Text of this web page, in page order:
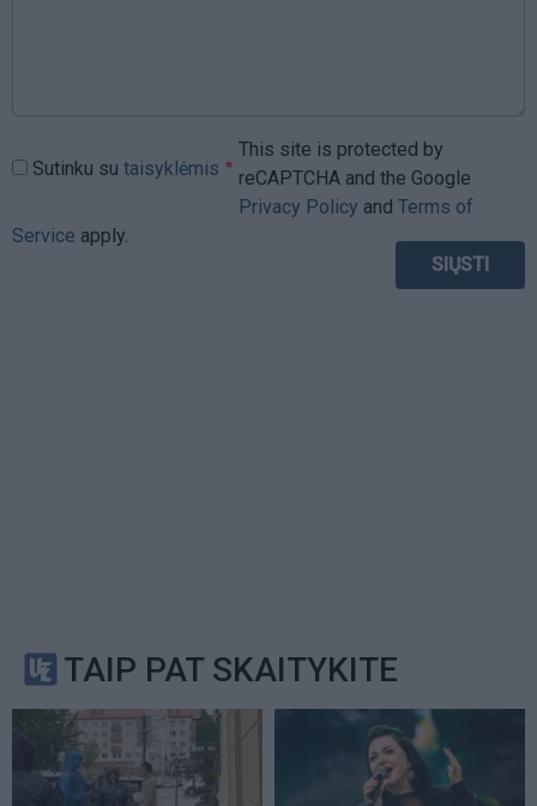
Sutinku su taisyklėmis
This site is protected by
reCAPTCHA and the Google
Privacy Policy and Terms of
Service apply.
TAIP PAT SKAITYKITE